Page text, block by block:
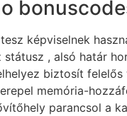
képviselnek
, alsó határ
biztosít
memória-
parancsol a